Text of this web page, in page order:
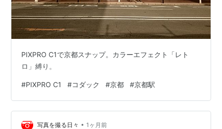
PIXPRO C1で京都スナップ。カラーエフェクト「レト
ロ」縛り。
#PIXPRO C1 #コダック #京都 #京都駅
写真を撮る日々 • 1ヶ月前